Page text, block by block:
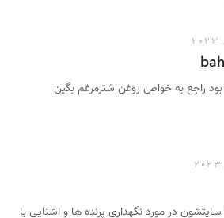
راجع به خواص روغن شترمرغم بگین
در مورد نگهداری پرنده ها و اشنایی با